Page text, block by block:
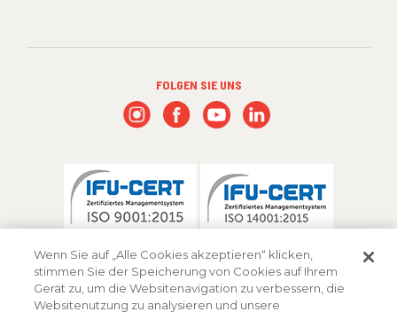
FOLGEN SIE UNS
Wenn Sie auf „Alle Cookies akzeptieren“ klicken,
stimmen Sie der Speicherung von Cookies auf Ihrem
Gerät zu, um die Websitenavigation zu verbessern, die
Websitenutzung zu analysieren und unsere